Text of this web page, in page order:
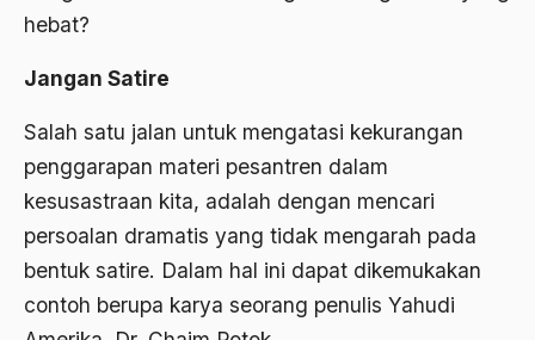
hebat?
Jangan Satire
Salah satu jalan untuk mengatasi kekurangan
penggarapan materi pesantren dalam
kesusastraan kita, adalah dengan mencari
persoalan dramatis yang tidak mengarah pada
bentuk satire. Dalam hal ini dapat dikemukakan
contoh berupa karya seorang penulis Yahudi
Ahmad Wahid
AIDS
Airport
Airport Noto Hadi Negoro
Ajaran AGama
Ajaran Agama Islam